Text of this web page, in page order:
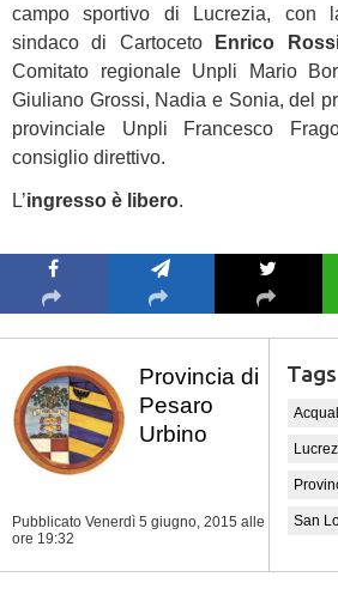
campo sportivo di Lucrezia, con
sindaco di Cartoceto
Enrico
Comitato regionale Unpli Mario
Giuliano Grossi, Nadia e Sonia, del
provinciale Unpli Francesco
consiglio direttivo.
L’ingresso è libero.
Provincia di
Pesaro
Urbino
Pubblicato Venerdì 5 giugno, 2015 alle
ore 19:32
Tags
San